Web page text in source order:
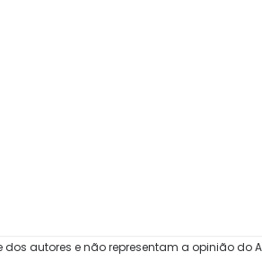
autores e não representam a opinião do